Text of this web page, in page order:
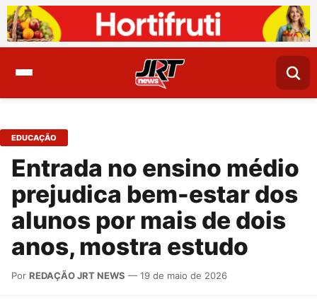
EDUCAÇÃO
Entrada no ensino médio
prejudica bem-estar dos
alunos por mais de dois
anos, mostra estudo
Por REDAÇÃO JRT NEWS — 19 de maio de 2026